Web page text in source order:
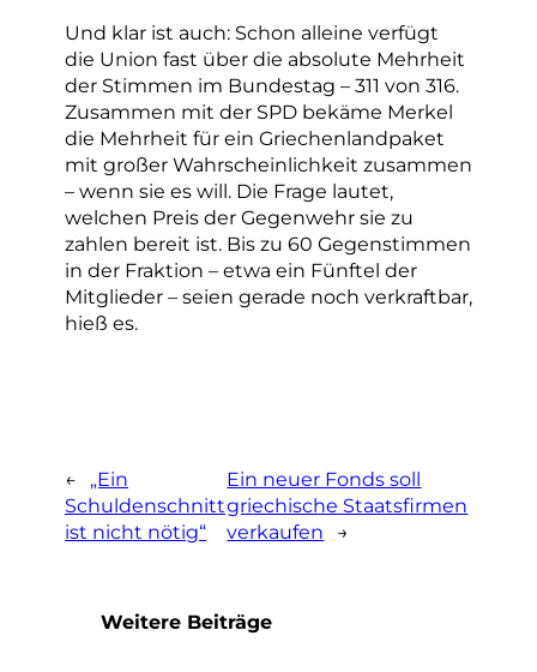
Und klar ist auch: Schon alleine verfügt
die Union fast über die absolute Mehrheit
der Stimmen im Bundestag – 311 von 316.
Zusammen mit der SPD bekäme Merkel
die Mehrheit für ein Griechenlandpaket
mit großer Wahrscheinlichkeit zusammen
– wenn sie es will. Die Frage lautet,
welchen Preis der Gegenwehr sie zu
zahlen bereit ist. Bis zu 60 Gegenstimmen
in der Fraktion – etwa ein Fünftel der
Mitglieder – seien gerade noch verkraftbar,
hieß es.
←
„Ein
Schuldenschnitt
ist nicht nötig“
Ein neuer Fonds soll
griechische Staatsfirmen
verkaufen
→
Weitere Beiträge